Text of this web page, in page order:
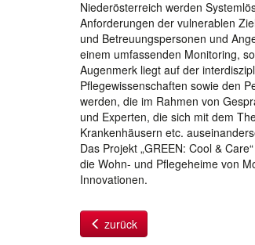
Niederösterreich werden
Anforderungen der vulnerablen
und Betreuungspersonen und
einem umfassenden Monitoring,
Augenmerk liegt auf der
Pflegewissenschaften sowie den
werden, die im Rahmen von
und Experten, die sich mit dem
Krankenhäusern etc.
Das Projekt „GREEN: Cool &
die Wohn- und Pflegeheime von
Innovationen.
zurück